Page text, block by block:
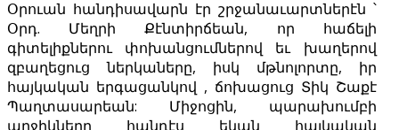
Օրուան հանդիսավարն էր շրջանաւարտներէն ՝
Օրդ. Մեղրի Քէնտիրճեան, որ հաճելի
գիտելիքներու փոխանցումներով եւ խաղերով
զբաղեցուց ներկաները, իսկ մթնոլորտը, իր
հայկական երգացանկով , ճոխացուց Տիկ Շաքէ
Պաղտասարեան: Միջոցին, պարախումբի
աղջիկները հանդէս եկան հայկական